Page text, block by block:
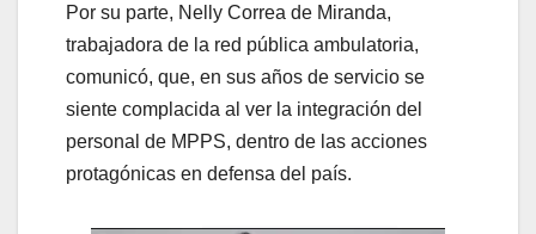
Por su parte, Nelly Correa de Miranda,
trabajadora de la red pública ambulatoria,
comunicó, que, en sus años de servicio se
siente complacida al ver la integración del
personal de MPPS, dentro de las acciones
protagónicas en defensa del país.